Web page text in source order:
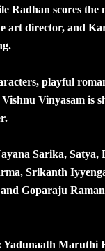
Radhan scores the
art director, and
playful
Vinyasam is
Sarika, Satya,
Srikanth
Goparaju
Maruthi